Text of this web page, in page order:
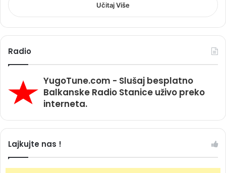
Učitaj Više
Radio
YugoTune.com - Slušaj besplatno
Balkanske Radio Stanice uživo preko
interneta.
Lajkujte nas !